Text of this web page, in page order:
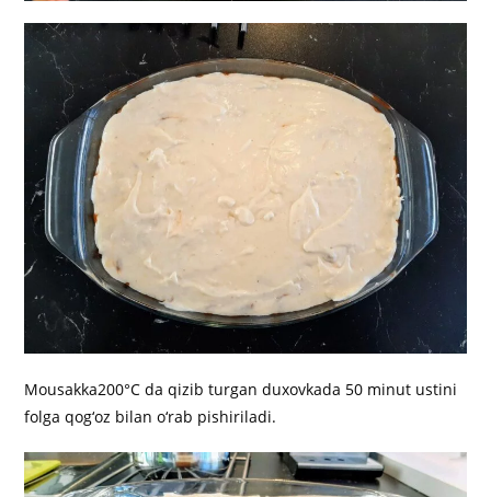
Mousakka200°C da qizib turgan duxovkada 50 minut ustini
folga qog‘oz bilan o‘rab pishiriladi.